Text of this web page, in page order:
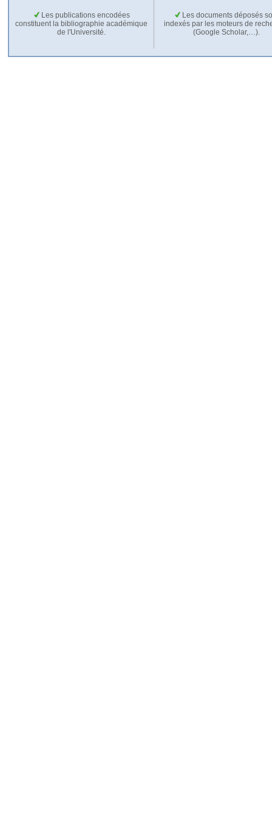
Les publications encodées
constituent la bibliographie académique
de l'Université.
Les documents déposés
indexés par les moteurs de
(Google Scholar,…).